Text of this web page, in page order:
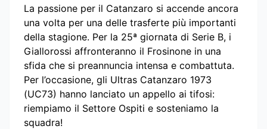
La passione per il Catanzaro si accende ancora
una volta per una delle trasferte più importanti
della stagione. Per la 25ª giornata di Serie B, i
Giallorossi affronteranno il Frosinone in una
sfida che si preannuncia intensa e combattuta.
Per l’occasione, gli Ultras Catanzaro 1973
(UC73) hanno lanciato un appello ai tifosi:
riempiamo il Settore Ospiti e sosteniamo la
squadra!